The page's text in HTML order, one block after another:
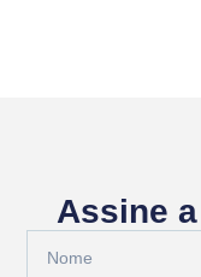
Assine